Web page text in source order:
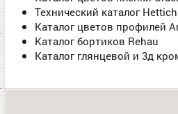
Технический каталог Hettich
Каталог цветов профилей
Каталог бортиков Rehau
Каталог глянцевой и 3д